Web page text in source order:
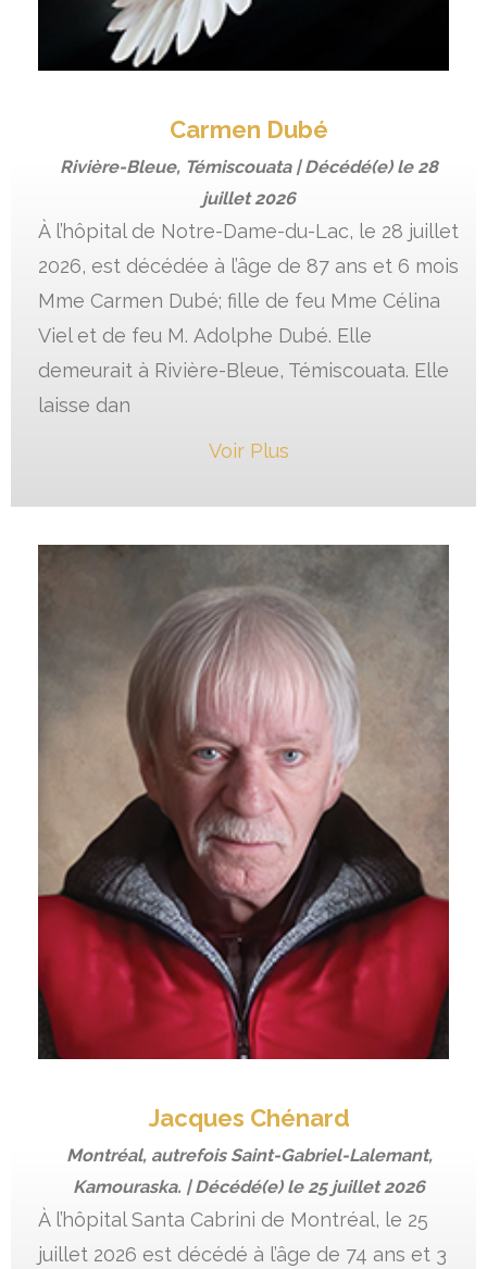
Carmen Dubé
Rivière-Bleue, Témiscouata | Décédé(e) le28
juillet 2026
À l’hôpital de Notre-Dame-du-Lac, le 28 juillet
2026, est décédée à l’âge de 87 ans et 6 mois
Mme Carmen Dubé; fille de feu Mme Célina
Viel et de feu M. Adolphe Dubé. Elle
demeurait à Rivière-Bleue, Témiscouata. Elle
laisse dan
Voir Plus
Jacques Chénard
Montréal, autrefois Saint-Gabriel-Lalemant,
Kamouraska. | Décédé(e) le 25 juillet 2026
À l’hôpital Santa Cabrini de Montréal, le 25
juillet 2026 est décédé à l’âge de 74 ans et 3